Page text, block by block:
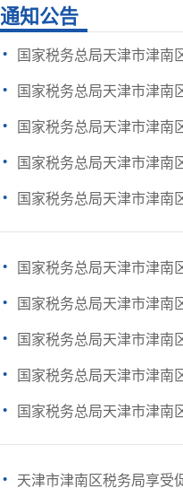
通知公告
· 国家税务总局天津市津南
· 国家税务总局天津市津南
· 国家税务总局天津市津南
· 国家税务总局天津市津南
· 国家税务总局天津市津南
· 国家税务总局天津市津南
· 国家税务总局天津市津南
· 国家税务总局天津市津南
· 国家税务总局天津市津南
· 国家税务总局天津市津南
· 天津市津南区税务局享受